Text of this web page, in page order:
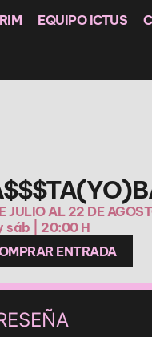
EQUIPO ICTUS
JULIO AL 22 DE
sáb | 20:00 H
ENTRADA